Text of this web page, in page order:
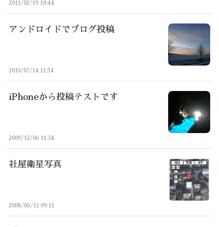
2011/02/19 10:44
アンドロイドでブログ投稿
2010/07/14 11:54
iPhoneから投稿テストです
2009/12/06 11:34
社屋衛星写真
2008/06/11 09:11